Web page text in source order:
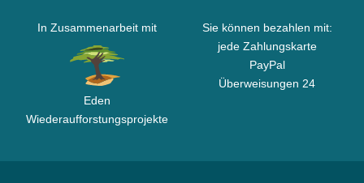
In Zusammenarbeit mit
Eden
Wiederaufforstungsprojekte
Sie können bezahlen mit:
jede Zahlungskarte
PayPal
Überweisungen 24